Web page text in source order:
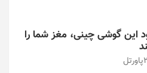
این گوشی چینی، مغز شما را
پاورتل